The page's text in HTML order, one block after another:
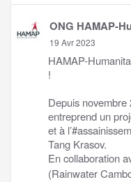
ONG HAMAP-
19 Avr 2023
HAMAP-
!
Depuis
entreprend un
et à
Tang Krasov.
En collaboration
(Rainwater